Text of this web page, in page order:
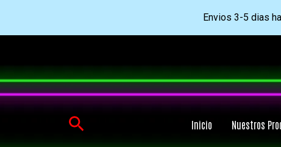
Envios 3-5 dias
contenido
Buscar Inicio Nuestros